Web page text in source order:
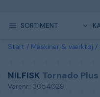
SORTIMENT
Start Maskiner & værktøj
NILFISK Tornado Plus
Varenr.: 3054029